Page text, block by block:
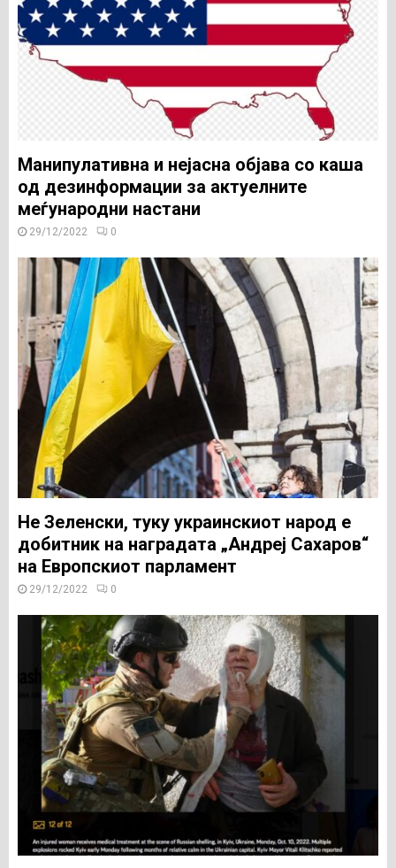
Манипулативна и нејасна објава со каша
од дезинформации за актуелните
меѓународни настани
29/12/2022 0
Не Зеленски, туку украинскиот народ е
добитник на наградата „Андреј Сахаров“
на Европскиот парламент
29/12/2022 0